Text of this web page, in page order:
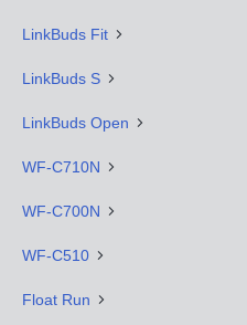
LinkBuds Fit
LinkBuds S
LinkBuds Open
WF-C710N
WF-C700N
WF-C510
Float Run